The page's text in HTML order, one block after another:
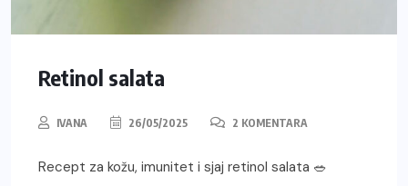
Retinol salata
IVANA 26/05/2025 2 KOMENTARA
Recept za kožu, imunitet i sjaj retinol salata 🥗